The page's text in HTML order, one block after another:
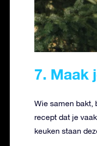
7. Maak
Wie samen bakt,
recept dat je
keuken staan